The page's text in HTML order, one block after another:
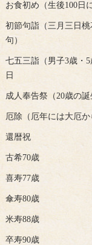
お食初め（生後100日
初節句詣（三月三日
句）
七五三詣（男子3歳・
日
成人奉告祭（20歳の
厄除（厄年には大厄
還暦祝
古希70歳
喜寿77歳
傘寿80歳
米寿88歳
卒寿90歳